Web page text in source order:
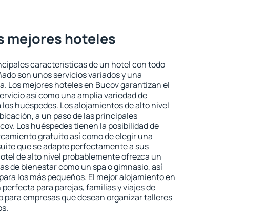
mejores hoteles
características de un hotel con todo
son unos servicios variados y una
Los mejores hoteles en Bucov garantizan el
así como una amplia variedad de
huéspedes. Los alojamientos de alto nivel
a un paso de las principales
Los huéspedes tienen la posibilidad de
gratuito así como de elegir una
que se adapte perfectamente a sus
de alto nivel probablemente ofrezca un
de bienestar como un spa o gimnasio, así
los más pequeños. El mejor alojamiento en
perfecta para parejas, familias y viajes de
para empresas que desean organizar talleres